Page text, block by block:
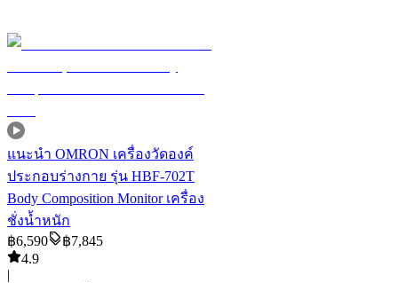
แนะนำ OMRON เครื่องวัดองค์
ประกอบร่างกาย รุ่น HBF-702T
Body Composition Monitor เครื่อง
ชั่งน้ำหนัก
฿6,590 ฿7,845
4.9
|